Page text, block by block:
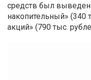
средств был
накопительный» (340
акций» (790 тыс.